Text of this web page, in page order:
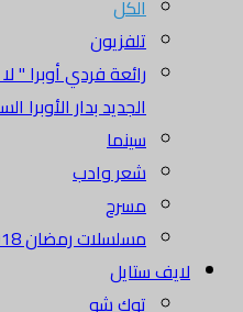
الكل
تلفزيون
رائعة فردي أوبرا "
الجديد بدار الأوبرا
سينما
شعر وادب
مسرح
مسلسلات رمضان 2018
لايف ستايل
توك شو